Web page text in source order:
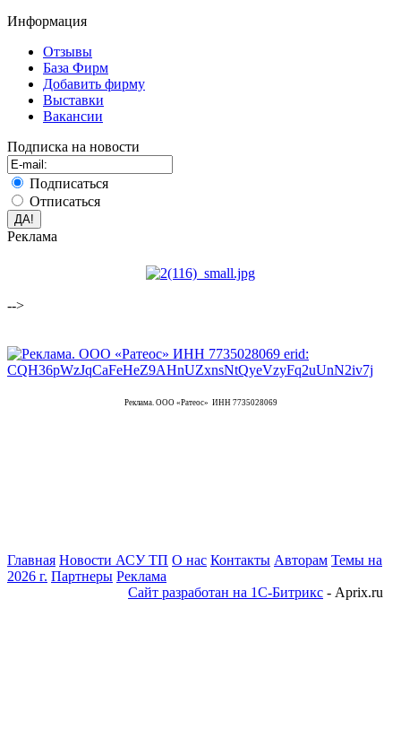
Информация
Отзывы
База Фирм
Добавить фирму
Выставки
Вакансии
Подписка на новости
Подписаться
Отписаться
Реклама
-->
Реклама. ООО «Ратеос» ИНН 7735028069
Главная Новости АСУ ТП О нас Контакты Авторам Темы на
2026 г. Партнеры Реклама
Сайт разработан на 1С-Битрикс - Aprix.ru